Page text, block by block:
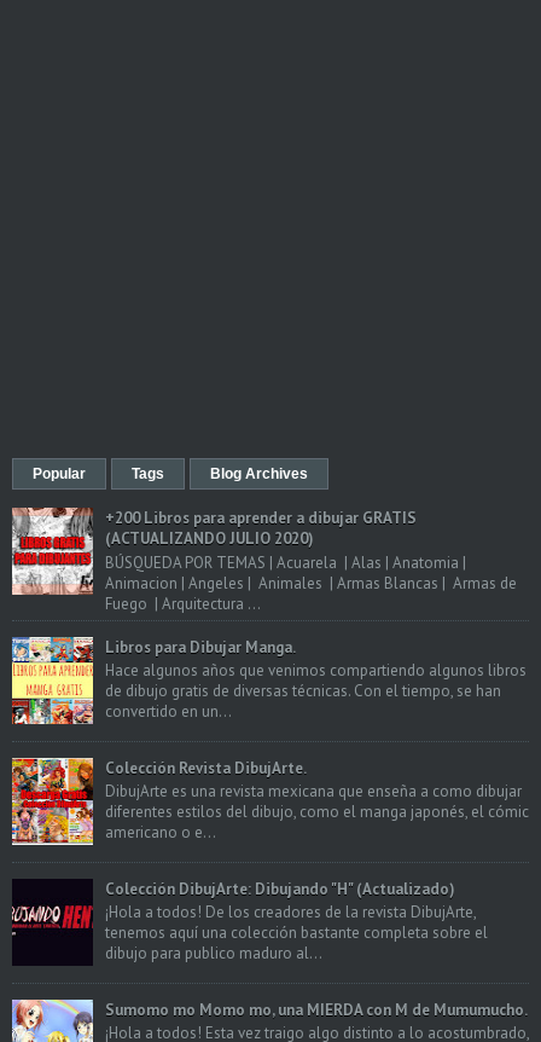
Popular Tags Blog Archives
+200 Libros para aprender a dibujar GRATIS
(ACTUALIZANDO JULIO 2020)
BÚSQUEDA POR TEMAS | Acuarela | Alas | Anatomia |
Animacion | Angeles | Animales | Armas Blancas | Armas de
Fuego | Arquitectura ...
Libros para Dibujar Manga.
Hace algunos años que venimos compartiendo algunos libros
de dibujo gratis de diversas técnicas. Con el tiempo, se han
convertido en un...
Colección Revista DibujArte.
DibujArte es una revista mexicana que enseña a como dibujar
diferentes estilos del dibujo, como el manga japonés, el cómic
americano o e...
Colección DibujArte: Dibujando "H" (Actualizado)
¡Hola a todos! De los creadores de la revista DibujArte,
tenemos aquí una colección bastante completa sobre el
dibujo para publico maduro al...
Sumomo mo Momo mo, una MIERDA con M de Mumumucho.
¡Hola a todos! Esta vez traigo algo distinto a lo acostumbrado,